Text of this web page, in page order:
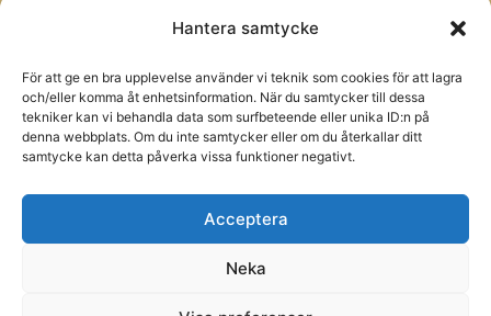
Hantera samtycke
För att ge en bra upplevelse använder vi teknik som cookies för att lagra
och/eller komma åt enhetsinformation. När du samtycker till dessa
tekniker kan vi behandla data som surfbeteende eller unika ID:n på
denna webbplats. Om du inte samtycker eller om du återkallar ditt
samtycke kan detta påverka vissa funktioner negativt.
Acceptera
Neka
Samarbetspartners:
Poolbutiken.se
Gardenmarket.se
VÅRT NYHETSBREV